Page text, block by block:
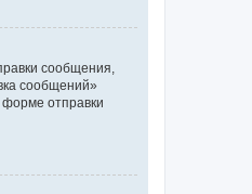
сообщения,
сообщений»
форме отправки